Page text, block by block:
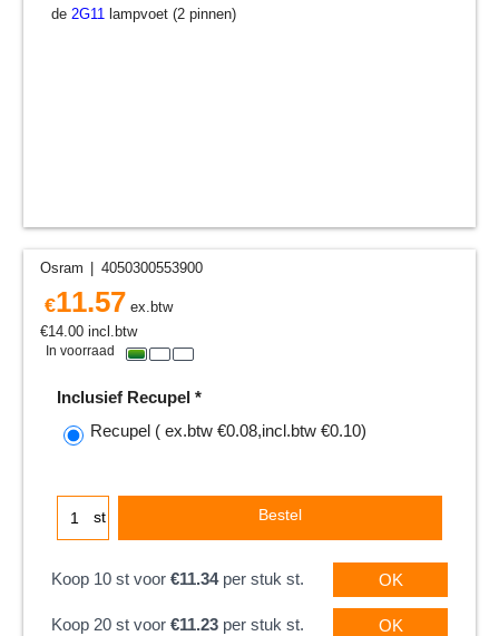
de 2G11 lampvoet (2 pinnen)
Osram 4050300553900
€11.57 ex.btw
€14.00 incl.btw
In voorraad
Inclusief Recupel *
Recupel ( ex.btw €0.08,incl.btw €0.10)
st Bestel
Koop 10 st voor €11.34per stuk st. OK
Koop 20 st voor €11.23 per stuk st. OK